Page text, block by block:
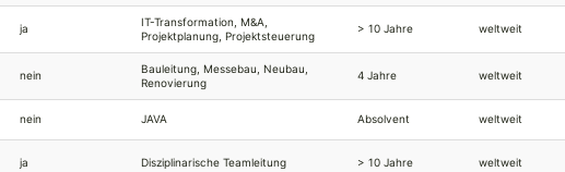
ja
IT-Transformation, M&A,
Projektplanung, Projektsteuerung
> 10 Jahre weltweit
nein
Bauleitung, Messebau, Neubau,
Renovierung
4 Jahre weltweit
nein JAVA Absolvent weltweit
ja Disziplinarische Teamleitung > 10 Jahre weltweit